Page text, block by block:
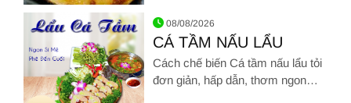
Hình ảnh về SÒ ĐIỆP HOKKAIDO NƯỚNG PHÔ MAI
08/08/2026
CÁ TẦM NẤU LẨU
Cách chế biến Cá tầm nấu lẩu tỏi
đơn giản, hấp dẫn, thơm ngon